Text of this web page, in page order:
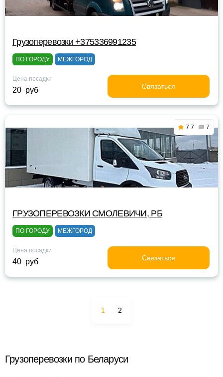
Грузоперевозки +375336991235
ПО ГОРОДУ МЕЖГОРОД
Цена посадки
20 руб Связаться
7.7 7
ГРУЗОПЕРЕВОЗКИ СМОЛЕВИЧИ, РБ
ПО ГОРОДУ МЕЖГОРОД
Цена посадки
40 руб Связаться
1 2
Грузоперевозки по Беларуси